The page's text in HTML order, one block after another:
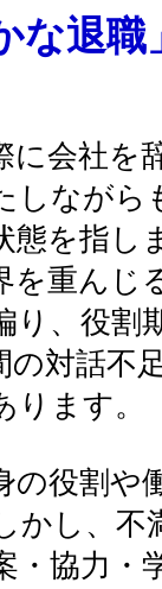
な退
に会社を
しながら
態を指し
を重んじ
り、役割
対話不
ます。
の役割や
かし、不
・協力・